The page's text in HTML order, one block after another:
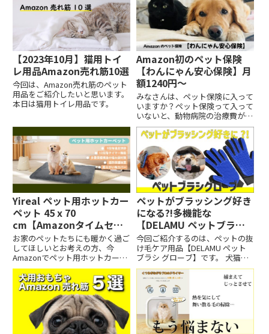
【2023年10月】猫用トイ
レ用品Amazon売れ筋10選
今回は、Amazon売れ筋のペット
用品をご紹介したいと思います。
本日は猫用トイレ用品です。
Amazon初のペット保険
【わんにゃん安心保険】月
額1240円～
みなさんは、ペット保険に入って
いますか？ペット保険って入って
いないと、動物病院の治療費が高
額になりますよね。でもどこのペ
ット保険がいいのか分からなくて
お悩みの方は多いと思います。
そこで、今回はAmazon初のペッ
ト保険【わんにゃん安心保険】を
ご紹介します。 Amazonユーザー
向けのペット保険で、月額1240
円～ですよ。しかも保険加入でペ
ットフードがお安くなったりもし
ます！早速みていきましょう。
Yireal ペット用ホットカー
ペット 45 x 70
cm【Amazonタイムセー
ル】
お家のペットたちにも暖かく過ご
してほしいとお考えの方、今
Amazonでペット用ホットカーペ
ットがタイムセールでお得です。
ペットがブラッシング好き
になる?!多機能な
【DELAMU ペットブラシ
グローブ】
今回ご紹介するのは、ペットの抜
け毛ケア用品【DELAMU ペット
ブラシ グローブ】です。 犬猫兼
用の商品ですよ！